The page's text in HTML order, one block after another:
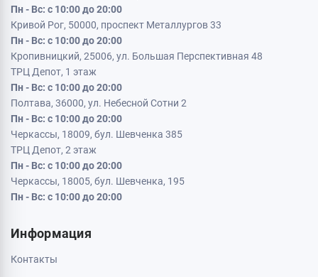
Пн - Вс: с 10:00 до 20:00
Кривой Рог, 50000, проспект Металлургов 33
Пн - Вс: с 10:00 до 20:00
Кропивницкий, 25006, ул. Большая Перспективная 48
ТРЦ Депот, 1 этаж
Пн - Вс: с 10:00 до 20:00
Полтава, 36000, ул. Небесной Сотни 2
Пн - Вс: с 10:00 до 20:00
Черкассы, 18009, бул. Шевченка 385
ТРЦ Депот, 2 этаж
Пн - Вс: с 10:00 до 20:00
Черкассы, 18005, бул. Шевченка, 195
Пн - Вс: с 10:00 до 20:00
Информация
Контакты